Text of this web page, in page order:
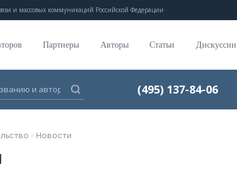
и массовых коммуникаций Российской Федерации
Партнеры Авторы Статьи Дискуссии
(495) 137-84-06
Новости